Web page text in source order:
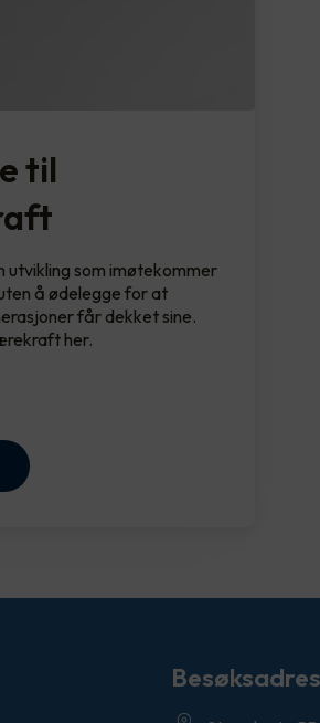
til
som imøtekommer
å ødelegge for at
får dekket sine.
her.